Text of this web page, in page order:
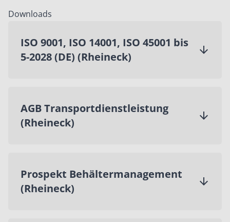
Downloads
ISO 9001, ISO 14001, ISO 45001 bis
5-2028 (DE) (Rheineck)
AGB Transportdienstleistung
(Rheineck)
Prospekt Behältermanagement
(Rheineck)